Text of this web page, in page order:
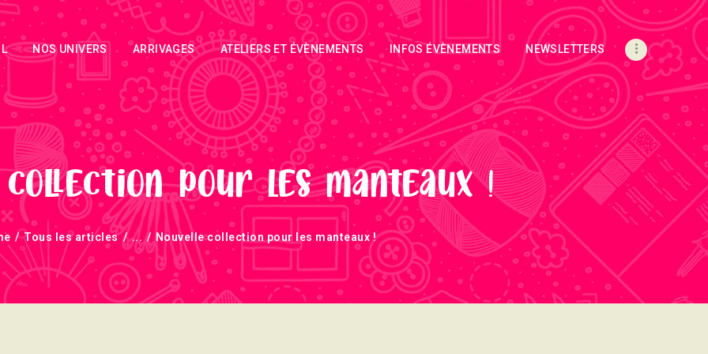
NOS UNIVERS ARRIVAGES ATELIERS ET ÉVÈNEMENTS INFOS ÉVÈNEMENTS NEWSLETTERS
collection pour les manteaux !
Tous les articles ... Nouvelle collection pour les manteaux !
ACCUEIL
NOS UNIVERS
ARRIVAGES
ATELIERS ET
ÉVÈNEMENTS
INFOS
ÉVÈNEMENTS
NEWSLETTERS